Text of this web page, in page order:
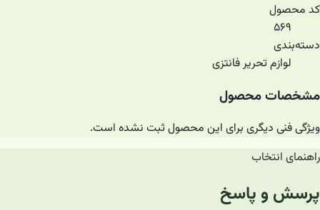
کد محصول
۵۶۹
دسته‌بندی
لوازم تحریر فانتزی
مشخصات محصول
ویژگی فنی دیگری برای این محصول ثبت نشده است.
راهنمای انتخاب
پرسش و پاسخ